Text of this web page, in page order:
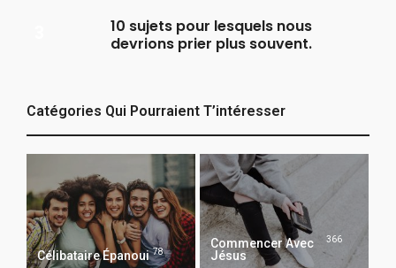
10 sujets pour lesquels nous
devrions prier plus souvent.
Catégories Qui Pourraient T’intéresser
Célibataire Épanoui 78
Commencer Avec
Jésus
366